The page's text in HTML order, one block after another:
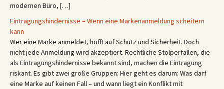
modernen Büro, […]
Eintragungshindernisse – Wenn eine Markenanmeldung scheitern
kann
Wer eine Marke anmeldet, hofft auf Schutz und Sicherheit. Doch
nicht jede Anmeldung wird akzeptiert. Rechtliche Stolperfallen, die
als Eintragungshindernisse bekannt sind, machen die Eintragung
riskant. Es gibt zwei große Gruppen: Hier geht es darum: Was darf
eine Marke auf keinen Fall – und wann liegt ein Konflikt mit